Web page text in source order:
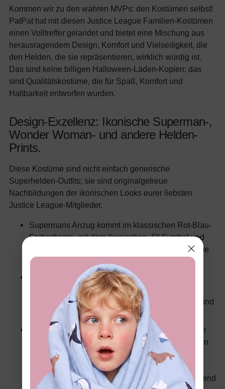
Kommen wir zu den wahren MVPs: den Kostümen selbst!
PatPat hat mit diesen Justice League Familien-Kostümen
einen Volltreffer gelandet und bietet eine Mischung aus
herausragendem Design, Komfort und Vielseitigkeit, die
den Helden, die sie repräsentieren, wirklich würdig ist.
Das sind keine billigen Halloween-Läden-Kopien; das
sind Qualitätskostüme, die für Spaß, Komfort und
Haltbarkeit entworfen wurden.
Design-Exzellenz: Ikonische Superman-,
Wonder Woman- und andere Helden-
Prints.
Diese Kostüme sind nicht einfach generische
Superhelden-Outfits; sie sind originalgetreue
Nachbildungen der ikonischen Looks eurer liebsten
Justice League-Mitglieder.
Supermans Anzug kommt im klassischen Rot-Blau-
Farbschema, mit dem ikonischen „S“-Symbol und
einem fließenden Umhang, perfekt für dramatische
Auftritte (und Garten-Flüge).
Wonder Womans Outfit beinhaltet ihr typisches
Diadem, Armschienen und ein wunderschön
detailliertes Kleid oder Jumpsuit, das die Stärke und
Anmut der Amazonen-Kriegerin einfängt.
Andere Helden wie Batman, The Flash, Aquaman
und mehr sind ebenfalls vertreten, jeder mit seinen
eigenen einzigartigen und wiedererkennbaren
Merkmalen. Das sind Kostüme, die „Superheld“
schreien, sofort erkennbar und sicher beeindruckend